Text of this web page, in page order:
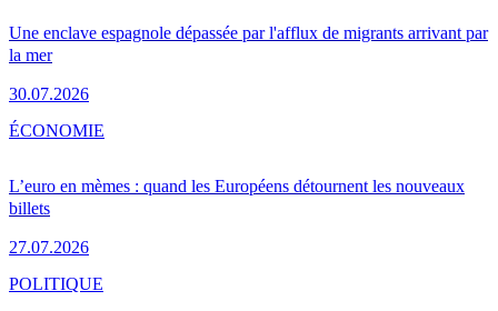
Une enclave espagnole dépassée par l'afflux de migrants arrivant par
la mer
30.07.2026
L’euro en mèmes : quand les Européens détournent les nouveaux
billets
27.07.2026
ÉCONOMIE
POLITIQUE